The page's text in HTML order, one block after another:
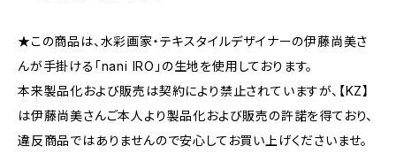
★この商品は、水彩画家・テキスタイルデザイナーの伊藤尚美さ
んが手掛ける「nani IRO」の生地を使用しております。
本来製品化および販売は契約により禁止されていますが、【KZ】
は伊藤尚美さんご本人より製品化および販売の許諾を得ており、
違反商品ではありませんので安心してお買い上げくださいませ。